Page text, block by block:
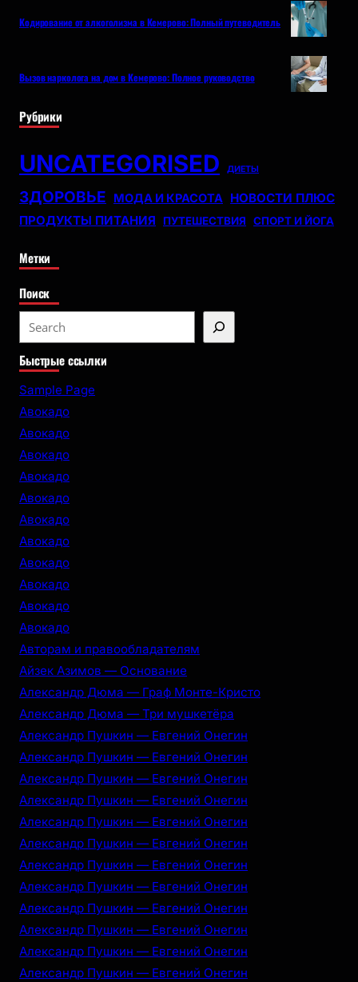
Кодирование от алкоголизма в Кемерово: Полный путеводитель
Вызов нарколога на дом в Кемерово: Полное руководство
Рубрики
UNCATEGORISED ДИЕТЫ
ЗДОРОВЬЕ МОДА И КРАСОТА НОВОСТИ ПЛЮС
ПРОДУКТЫ ПИТАНИЯ
ПУТЕШЕСТВИЯ СПОРТ И ЙОГА
Метки
Поиск
e
a
r
Быстрые ссылки
Sample Page
Авокадо
Авокадо
Авокадо
Авокадо
Авокадо
Авокадо
Авокадо
Авокадо
Авокадо
Авокадо
Авокадо
Авторам и правообладателям
Айзек Азимов — Основание
Александр Дюма — Граф Монте-Кристо
Александр Дюма — Три мушкетёра
Александр Пушкин — Евгений Онегин
Александр Пушкин — Евгений Онегин
Александр Пушкин — Евгений Онегин
Александр Пушкин — Евгений Онегин
Александр Пушкин — Евгений Онегин
Александр Пушкин — Евгений Онегин
Александр Пушкин — Евгений Онегин
Александр Пушкин — Евгений Онегин
Александр Пушкин — Евгений Онегин
Александр Пушкин — Евгений Онегин
Александр Пушкин — Евгений Онегин
Александр Пушкин — Евгений Онегин